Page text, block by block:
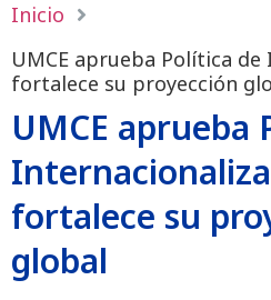
Inicio
UMCE aprueba Política
fortalece su proyección
UMCE aprueba
fortalece su
global